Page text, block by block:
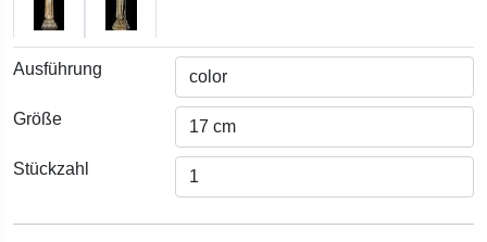
Ausführung
Größe
Stückzahl